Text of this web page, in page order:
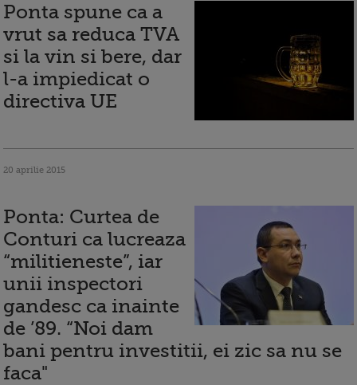
Ponta spune ca a
vrut sa reduca TVA
si la vin si bere, dar
l-a impiedicat o
directiva UE
20 aprilie 2015
Ponta: Curtea de
Conturi ca lucreaza
“militieneste”, iar
unii inspectori
gandesc ca inainte
de ’89. “Noi dam
bani pentru investitii, ei zic sa nu se
faca"